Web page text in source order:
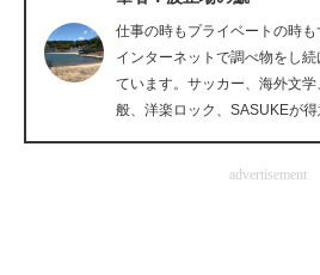
製造業のIT導入・活用を支援
モノづくり技術者専門サイト
エレクトロニクス専門サイト
仕事の時もプライベートの時も
インターネットで調べ物をし
ています。サッカー、海外文
般、洋楽ロック、SASUKEが得
advertisement